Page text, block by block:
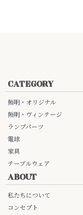
CATEGORY
照明・オリジナル
照明・ヴィンテージ
ランプパーツ
電球
家具
テーブルウェア
ABOUT
私たちについて
コンセプト